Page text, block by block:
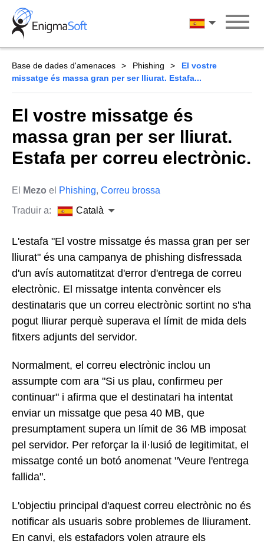
Skip
content
Català
Base de dades d'amenaces Phishing
El vostre
missatge és massa gran per ser lliurat. Estafa...
El vostre missatge és
massa gran per ser lliurat.
Estafa per correu electrònic.
El Mezo el Phishing, Correu brossa
Traduir a:
Català
L'estafa "El vostre missatge és massa gran per ser
lliurat" és una campanya de phishing disfressada
d'un avís automatitzat d'error d'entrega de correu
electrònic. El missatge intenta convèncer els
destinataris que un correu electrònic sortint no s'ha
pogut lliurar perquè superava el límit de mida dels
fitxers adjunts del servidor.
Normalment, el correu electrònic inclou un
assumpte com ara "Si us plau, confirmeu per
continuar" i afirma que el destinatari ha intentat
enviar un missatge que pesa 40 MB, que
presumptament supera un límit de 36 MB imposat
pel servidor. Per reforçar la il·lusió de legitimitat, el
missatge conté un botó anomenat "Veure l'entrega
fallida".
L'objectiu principal d'aquest correu electrònic no és
notificar als usuaris sobre problemes de lliurament.
En canvi, els estafadors volen atraure els